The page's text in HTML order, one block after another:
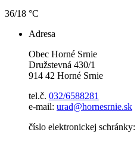
36/18 °C
Adresa
Obec Horné Srnie
Družstevná 430/1
914 42 Horné Srnie
tel.č. 032/6588281
e-mail: urad@hornesrnie.sk
číslo elektronickej schránky: